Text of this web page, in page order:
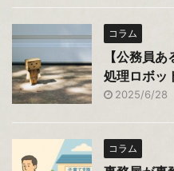
コラム
【公務員
処理ロボッ
2025/6/28
コラム